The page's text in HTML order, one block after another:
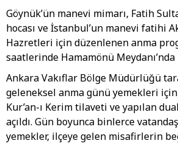
Göynük’ün manevi mimarı, Fatih
hocası ve İstanbul’un manevi fatihi
Hazretleri için düzenlenen anma
saatlerinde Hamamönü Meydanı’nda
Ankara Vakıflar Bölge Müdürlüğü
geleneksel anma günü yemekleri
Kur’an-ı Kerim tilaveti ve yapılan
açıldı. Gün boyunca binlerce
yemekler, ilçeye gelen misafirlerin